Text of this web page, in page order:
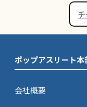
ポップアスリート本
会社概要